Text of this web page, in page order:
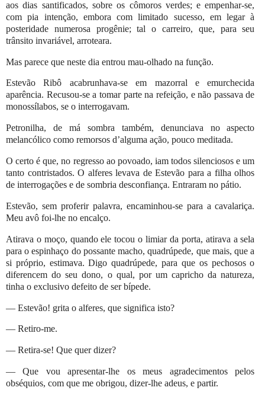
aos dias santificados, sobre os cômoros verdes; e empenhar-se,
com pia intenção, embora com limitado sucesso, em legar à
posteridade numerosa progênie; tal o carreiro, que, para seu
trânsito invariável, arroteara.
Mas parece que neste dia entrou mau-olhado na função.
Estevão Ribô acabrunhava-se em mazorral e emurchecida
aparência. Recusou-se a tomar parte na refeição, e não passava de
monossílabos, se o interrogavam.
Petronilha, de má sombra também, denunciava no aspecto
melancólico como remorsos d’alguma ação, pouco meditada.
O certo é que, no regresso ao povoado, iam todos silenciosos e um
tanto contristados. O alferes levava de Estevão para a filha olhos
de interrogações e de sombria desconfiança. Entraram no pátio.
Estevão, sem proferir palavra, encaminhou-se para a cavalariça.
Meu avô foi-lhe no encalço.
Atirava o moço, quando ele tocou o limiar da porta, atirava a sela
para o espinhaço do possante macho, quadrúpede, que mais, que a
si próprio, estimava. Digo quadrúpede, para que os pechosos o
diferencem do seu dono, o qual, por um capricho da natureza,
tinha o exclusivo defeito de ser bípede.
— Estevão! grita o alferes, que significa isto?
— Retiro-me.
— Retira-se! Que quer dizer?
— Que vou apresentar-lhe os meus agradecimentos pelos
obséquios, com que me obrigou, dizer-lhe adeus, e partir.